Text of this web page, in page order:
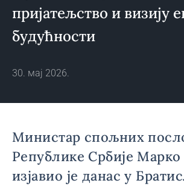
пријатељство и визију
будућности
30. мај 2026.
Министар спољних
Републике Србије
изјавио је данас у